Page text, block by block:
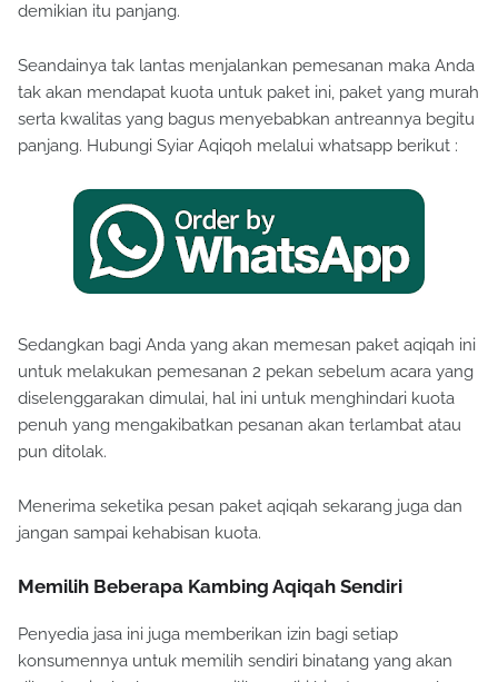
demikian itu panjang.
Seandainya tak lantas menjalankan pemesanan maka Anda
tak akan mendapat kuota untuk paket ini, paket yang murah
serta kwalitas yang bagus menyebabkan antreannya begitu
panjang. Hubungi Syiar Aqiqoh melalui whatsapp berikut :
Sedangkan bagi Anda yang akan memesan paket aqiqah ini
untuk melakukan pemesanan 2 pekan sebelum acara yang
diselenggarakan dimulai, hal ini untuk menghindari kuota
penuh yang mengakibatkan pesanan akan terlambat atau
pun ditolak.
Menerima seketika pesan paket aqiqah sekarang juga dan
jangan sampai kehabisan kuota.
Memilih Beberapa Kambing Aqiqah Sendiri
Penyedia jasa ini juga memberikan izin bagi setiap
konsumennya untuk memilih sendiri binatang yang akan